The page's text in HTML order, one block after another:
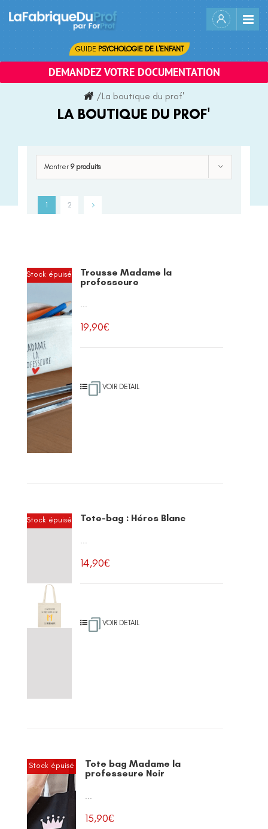
content
GUIDE PSYCHOLOGIE DE L'ENFANT
DEMANDEZ VOTRE DOCUMENTATION
/La boutique du prof'
LA BOUTIQUE DU PROF'
Montrer 9 produits
1 2
Stock épuisé
Trousse Madame la
professeure
...
19,90€
VOIR DETAIL
Stock épuisé Tote-bag : Héros Blanc
...
14,90€
VOIR DETAIL
Stock épuisé
Tote bag Madame la
professeure Noir
...
15,90€